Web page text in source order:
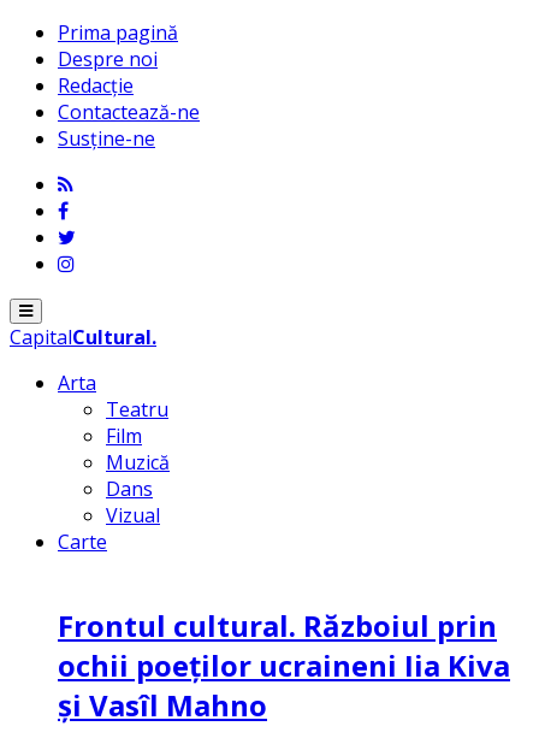
Prima pagină
Despre noi
Redacție
Contactează-ne
Susține-ne
Menu
CapitalCultural.
Arta
Teatru
Film
Muzică
Dans
Vizual
Carte
Frontul cultural. Războiul prin
ochii poeților ucraineni Iia Kiva
și Vasîl Mahno